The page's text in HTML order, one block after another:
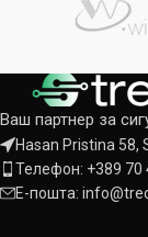
Ваш партнер за
Hasan Pristina 58,
Телефон: +389 70
Е-пошта: